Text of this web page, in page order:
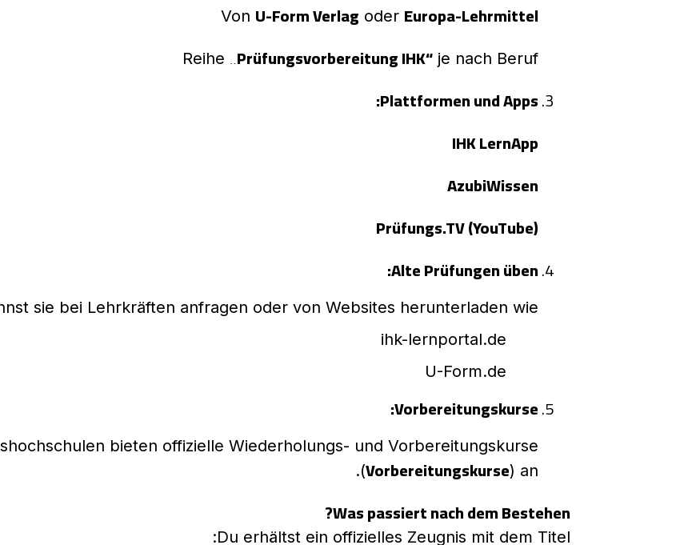
Von U-Form Verlag oder Europa-Lehrmittel
Reihe „Prüfungsvorbereitung IHK“ je nach Beruf
Plattformen und Apps:
IHK LernApp
AzubiWissen
Prüfungs.TV (YouTube)
Alte Prüfungen üben:
sie bei Lehrkräften anfragen oder von Websites herunterladen wie:
ihk-lernportal.de
U-Form.de
Vorbereitungskurse:
bieten offizielle Wiederholungs- und Vorbereitungskurse
(Vorbereitungskurse) an.
Was passiert nach dem Bestehen?
Du erhältst ein offizielles Zeugnis mit dem Titel: